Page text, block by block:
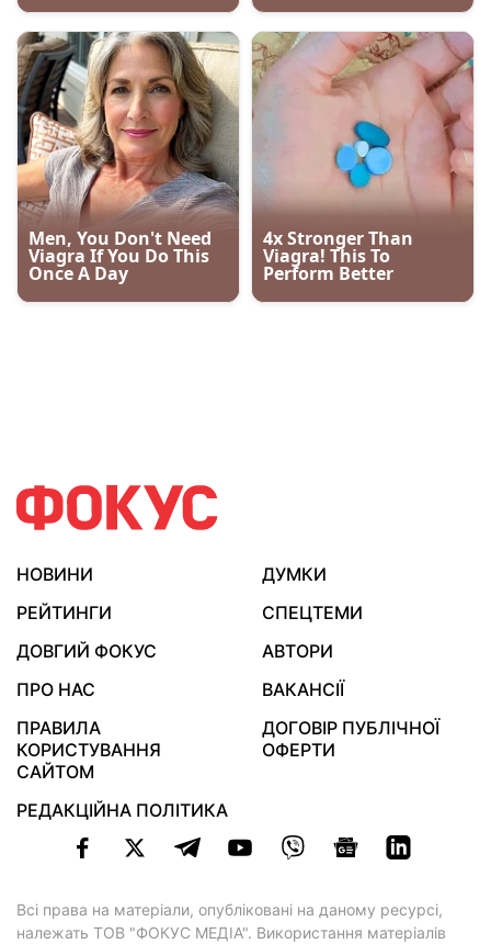
НОВИНИ
ДУМКИ
РЕЙТИНГИ
СПЕЦТЕМИ
ДОВГИЙ ФОКУС
АВТОРИ
ПРО НАС
ВАКАНСІЇ
ПРАВИЛА
КОРИСТУВАННЯ
САЙТОМ
ДОГОВІР ПУБЛІЧНОЇ
ОФЕРТИ
РЕДАКЦІЙНА ПОЛІТИКА
Всі права на матеріали, опубліковані на даному ресурсі,
належать ТОВ "ФОКУС МЕДІА". Використання матеріалів